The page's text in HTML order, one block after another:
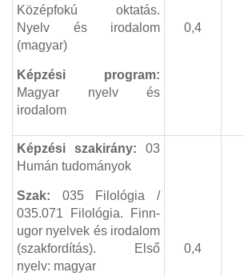
Középfokú oktatás.
Nyelv és irodalom
(magyar)
Képzési program:
Magyar nyelv és
irodalom
0,4
Képzési szakirány: 03
Humán tudományok
Szak: 035 Filológia/
035.071 Filológia. Finn-
ugor nyelvek és irodalom
(szakfordítás). Első
nyelv: magyar
0,4